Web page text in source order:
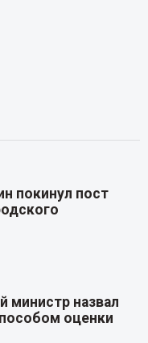
покинул пост
министр назвал
оценки